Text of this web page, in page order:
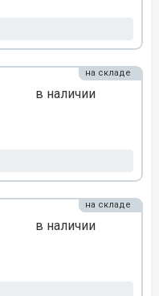
в наличии
на складе
в наличии
на складе